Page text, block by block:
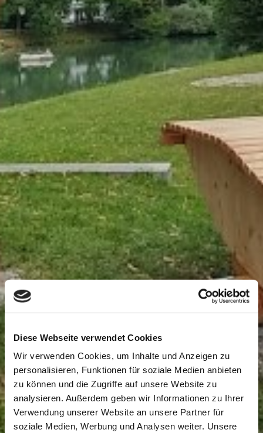
Diese Webseite verwendet Cookies
Wir verwenden Cookies, um Inhalte und Anzeigen zu
personalisieren, Funktionen für soziale Medien anbieten
zu können und die Zugriffe auf unsere Website zu
analysieren. Außerdem geben wir Informationen zu Ihrer
Verwendung unserer Website an unsere Partner für
soziale Medien, Werbung und Analysen weiter. Unsere